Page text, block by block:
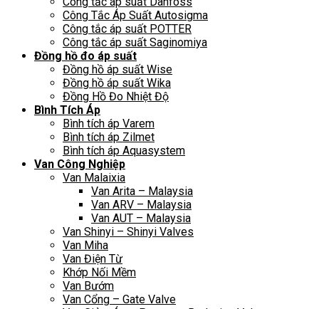
Công Tắc Áp Suất Autosigma
Công tắc áp suất POTTER
Công tắc áp suất Saginomiya
Đồng hồ đo áp suất
Đồng hồ áp suất Wise
Đồng hồ áp suất Wika
Đồng Hồ Đo Nhiệt Độ
Bình Tích Áp
Bình tích áp Varem
Bình tích áp Zilmet
Bình tích áp Aquasystem
Van Công Nghiệp
Van Malaixia
Van Arita – Malaysia
Van ARV – Malaysia
Van AUT – Malaysia
Van Shinyi – Shinyi Valves
Van Miha
Van Điện Từ
Khớp Nối Mềm
Van Bướm
Van Cổng – Gate Valve